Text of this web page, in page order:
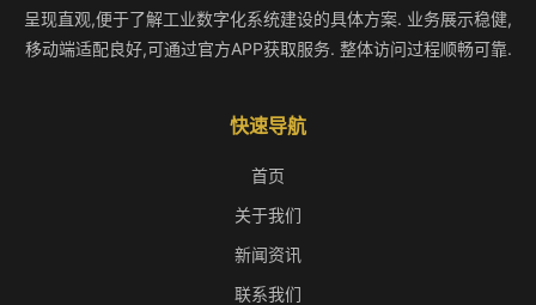
呈现直观,便于了解工业数字化系统建设的具体方案. 业务展示稳健,
移动端适配良好,可通过官方APP获取服务. 整体访问过程顺畅可靠.
快速导航
首页
关于我们
新闻资讯
联系我们